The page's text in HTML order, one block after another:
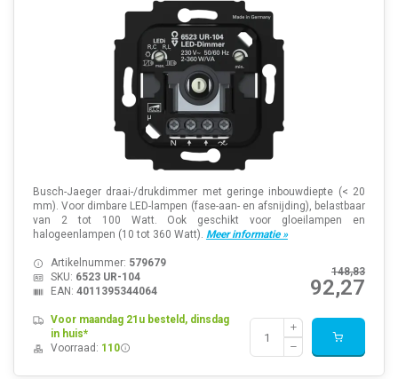
Busch-Jaeger draai-/drukdimmer met geringe inbouwdiepte (< 20
mm). Voor dimbare LED-lampen (fase-aan- en afsnijding), belastbaar
van 2 tot 100 Watt. Ook geschikt voor gloeilampen en
halogeenlampen (10 tot 360 Watt). Meer informatie »
148,83
92,27
Artikelnummer: 579679
SKU: 6523 UR-104
EAN: 4011395344064
Voor maandag 21u besteld, dinsdag
in huis*
Voorraad: 110